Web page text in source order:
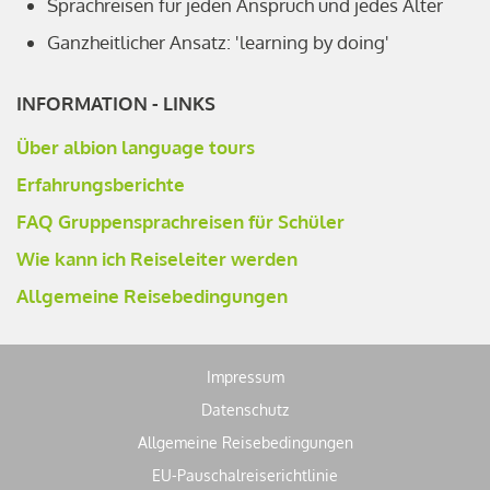
Sprachreisen für jeden Anspruch und jedes Alter
Ganzheitlicher Ansatz: 'learning by doing'
INFORMATION - LINKS
Über albion language tours
Erfahrungsberichte
FAQ Gruppensprachreisen für Schüler
Wie kann ich Reiseleiter werden
Allgemeine Reisebedingungen
Impressum
Datenschutz
Allgemeine Reisebedingungen
EU-Pauschalreiserichtlinie